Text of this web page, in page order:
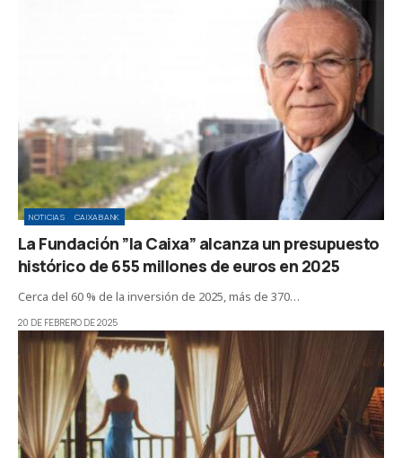
NOTICIAS CAIXABANK
La Fundación ”la Caixa” alcanza un presupuesto
histórico de 655 millones de euros en 2025
Cerca del 60 % de la inversión de 2025, más de 370…
20 DE FEBRERO DE 2025